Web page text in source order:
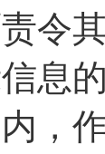
令
息
，